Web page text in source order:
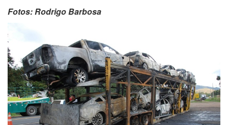
Fotos: Rodrigo Barbosa